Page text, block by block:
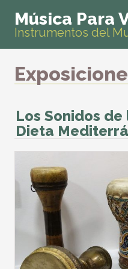
Música Para
Instrumentos del
Los Sonidos de
Dieta